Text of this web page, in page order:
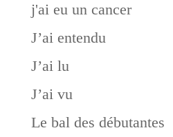
j'ai eu un cancer
J’ai entendu
J’ai lu
J’ai vu
Le bal des débutantes